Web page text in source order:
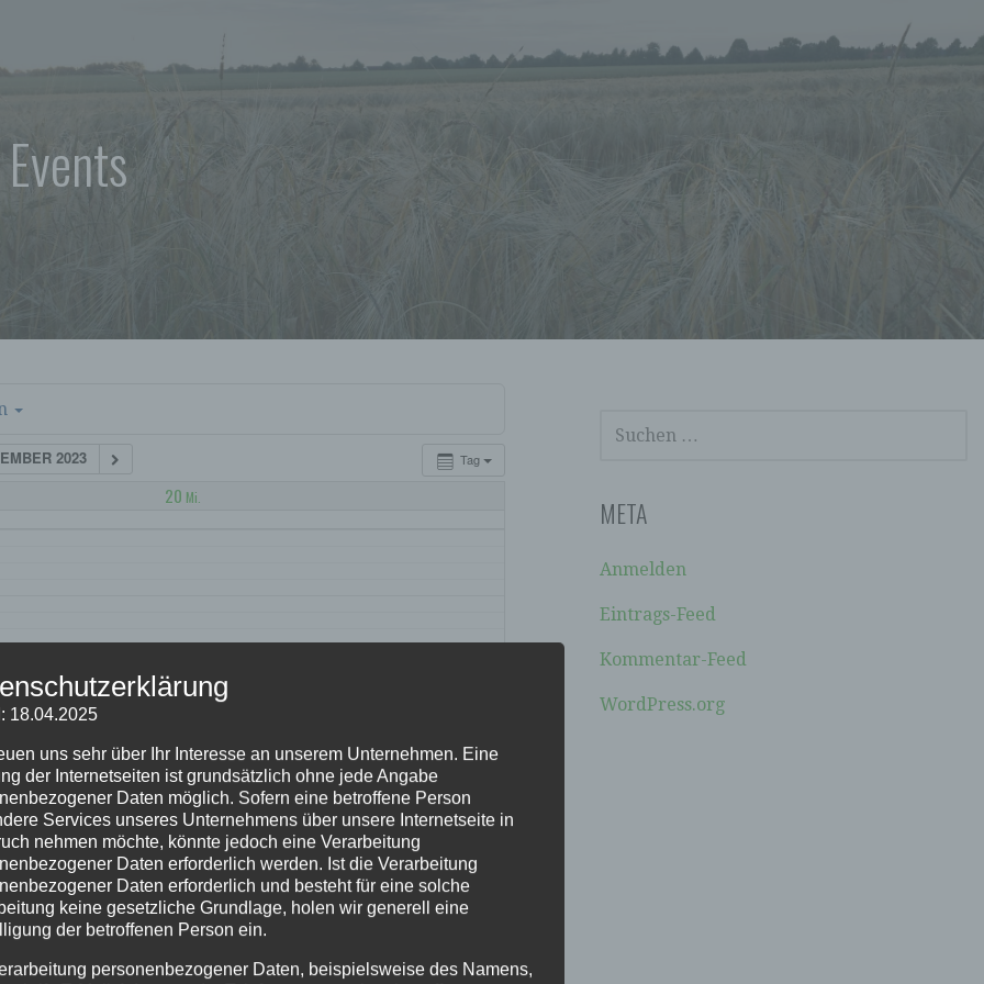
Tag
2023
20 Mi.
SUCHEN
NACH:
META
Anmelden
Eintrags-Feed
Kommentar-Feed
WordPress.org
18.04.2025
uns sehr über Ihr Interesse an unserem Unternehmen. Eine
der Internetseiten ist grundsätzlich ohne jede Angabe
Daten möglich. Sofern eine betroffene Person
Services unseres Unternehmens über unsere Internetseite in
nehmen möchte, könnte jedoch eine Verarbeitung
Daten erforderlich werden. Ist die Verarbeitung
Daten erforderlich und besteht für eine solche
keine gesetzliche Grundlage, holen wir generell eine
der betroffenen Person ein.
personenbezogener Daten, beispielsweise des Namens,